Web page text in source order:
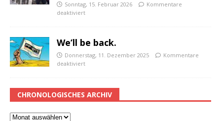
Sonntag, 15. Februar 2026
Kommentare
deaktiviert
We’ll be back.
Donnerstag, 11. Dezember 2025
Kommentare
deaktiviert
CHRONOLOGISCHES ARCHIV